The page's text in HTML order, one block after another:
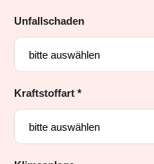
Unfallschaden
Kraftstoffart *